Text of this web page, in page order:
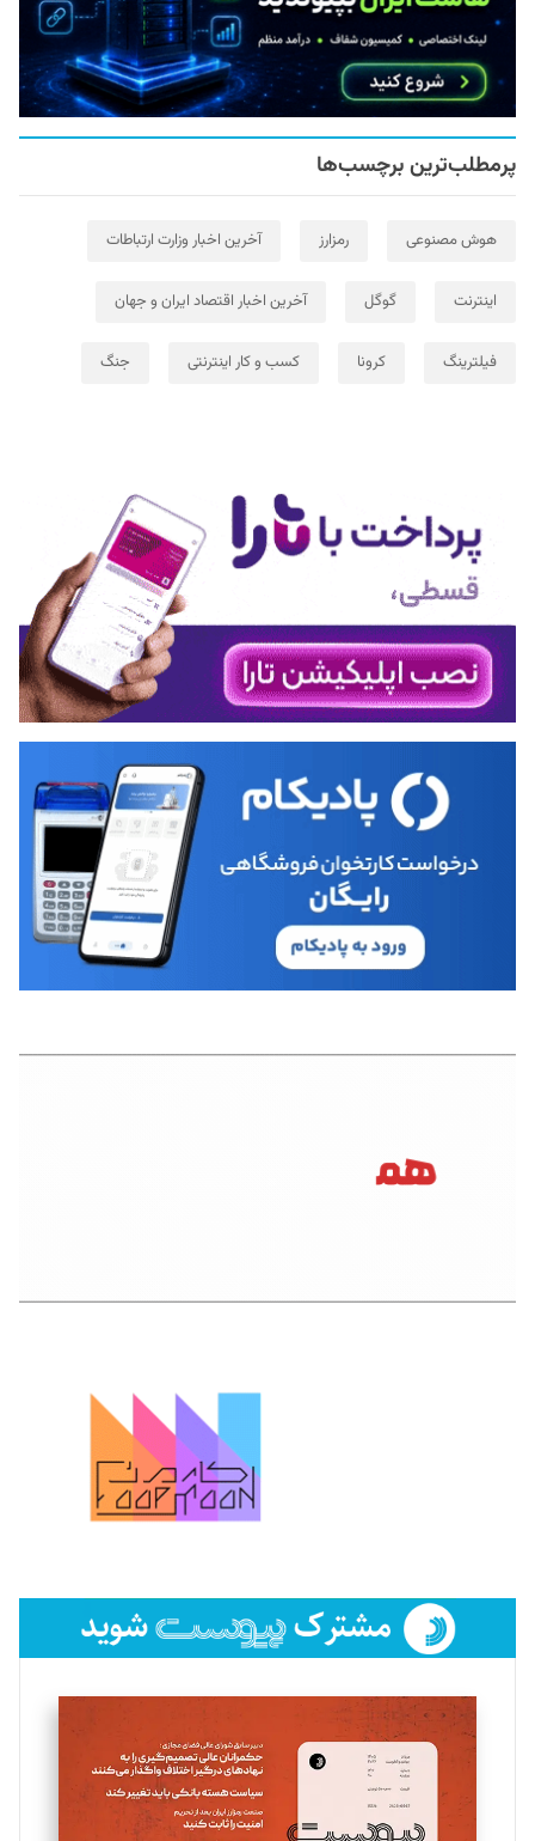
پرمطلب‌ترین برچسب‌ها
هوش مصنوعی رمزارز آخرین اخبار وزارت ارتباطات
اینترنت گوگل آخرین اخبار اقتصاد ایران و جهان
فیلترینگ کرونا کسب و کار اینترنتی جنگ